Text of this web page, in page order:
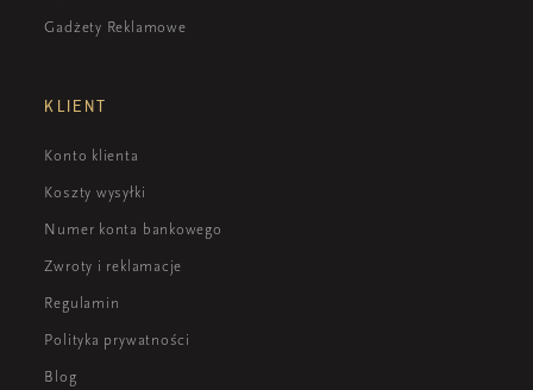
Gadżety Reklamowe
KLIENT
Konto klienta
Koszty wysyłki
Numer konta bankowego
Zwroty i reklamacje
Regulamin
Polityka prywatności
Blog